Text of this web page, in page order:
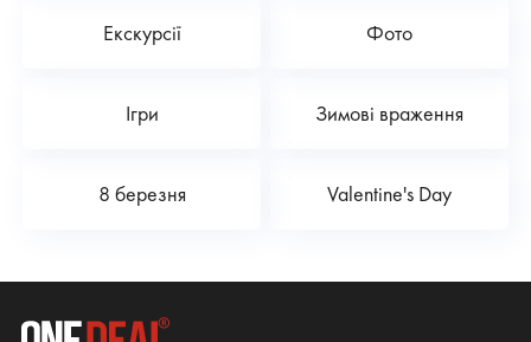
Екскурсії Фото
Ігри Зимові враження
8 березня Valentine's Day